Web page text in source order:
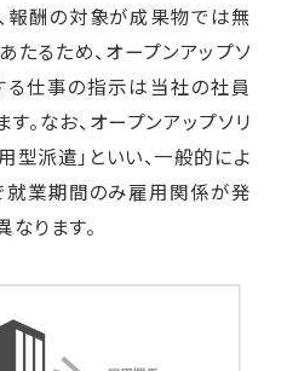
報酬の対象が成果物では無
たるため、オープンアップソ
る仕事の指示は当社の社員
。なお、オープンアップソリ
型派遣」といい、一般的によ
就業期間のみ雇用関係が発
なります。